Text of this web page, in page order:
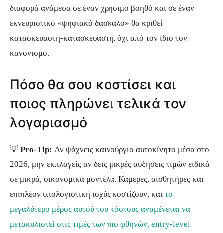
διαφορά ανάμεσα σε έναν χρήσιμο βοηθό και σε έναν
εκνευριστικό «ψηφιακό δάσκαλο» θα κριθεί
κατασκευαστή-κατασκευαστή, όχι από τον ίδιο τον
κανονισμό.
Πόσο θα σου κοστίσει και
ποιος πληρώνει τελικά τον
λογαριασμό
💡 Pro-Tip: Αν ψάχνεις καινούργιο αυτοκίνητο μέσα στο
2026, μην εκπλαγείς αν δεις μικρές αυξήσεις τιμών ειδικά
σε μικρά, οικονομικά μοντέλα. Κάμερες, αισθητήρες και
επιπλέον υπολογιστική ισχύς κοστίζουν, και το
μεγαλύτερο μέρος αυτού του κόστους αναμένεται να
μετακυλιστεί στις τιμές των πιο φθηνών, entry-level